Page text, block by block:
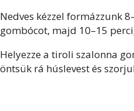
Nedves kézzel formázzunk
gombócot, majd 10–15
Helyezze a tiroli szalonna
öntsük rá húslevest és